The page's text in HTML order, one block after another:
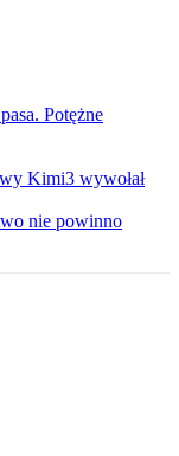
Potężne
Kimi3 wywołał
nie powinno